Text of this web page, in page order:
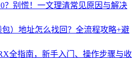
？别慌！一文理清常见原因与解决
包）地址怎么找回？全流程攻略+避
全指南，新手入门、操作步骤与收